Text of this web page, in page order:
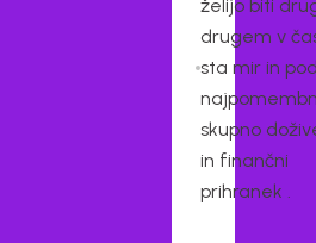
želijo biti
drugem v
sta mir in
skupno
in finančni
prihranek .